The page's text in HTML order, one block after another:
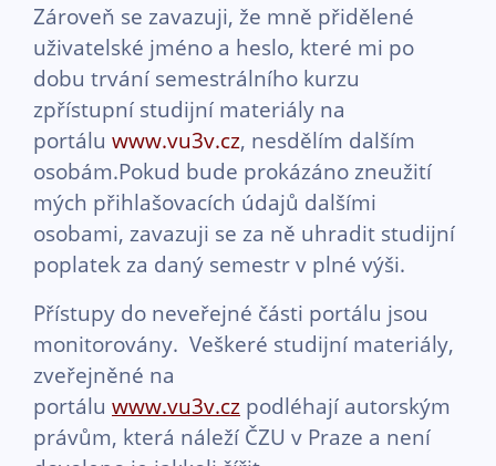
Zároveň se zavazuji, že mně přidělené
uživatelské jméno a heslo, které mi po
dobu trvání semestrálního kurzu
zpřístupní studijní materiály na
portálu www.vu3v.cz, nesdělím dalším
osobám.Pokud bude prokázáno zneužití
mých přihlašovacích údajů dalšími
osobami, zavazuji se za ně uhradit studijní
poplatek za daný semestr v plné výši.
Přístupy do neveřejné části portálu jsou
monitorovány. Veškeré studijní materiály,
zveřejněné na
portálu www.vu3v.cz podléhají autorským
právům, která náleží ČZU v Praze a není